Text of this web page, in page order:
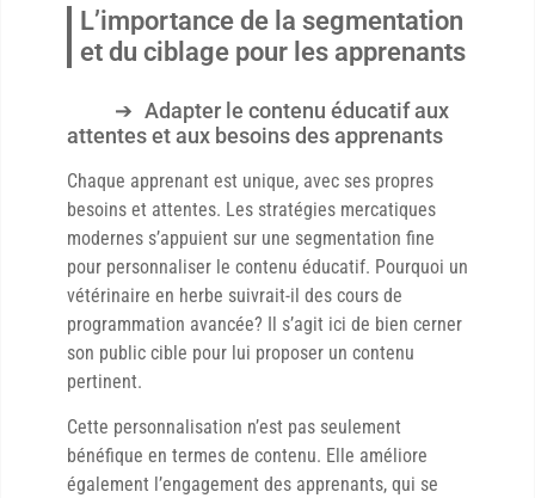
L’importance de la segmentation
et du ciblage pour les apprenants
Adapter le contenu éducatif aux
attentes et aux besoins des apprenants
Chaque apprenant est unique, avec ses propres
besoins et attentes. Les stratégies mercatiques
modernes s’appuient sur une segmentation fine
pour personnaliser le contenu éducatif. Pourquoi un
vétérinaire en herbe suivrait-il des cours de
programmation avancée? Il s’agit ici de bien cerner
son public cible pour lui proposer un contenu
pertinent.
Cette personnalisation n’est pas seulement
bénéfique en termes de contenu. Elle améliore
également l’engagement des apprenants, qui se